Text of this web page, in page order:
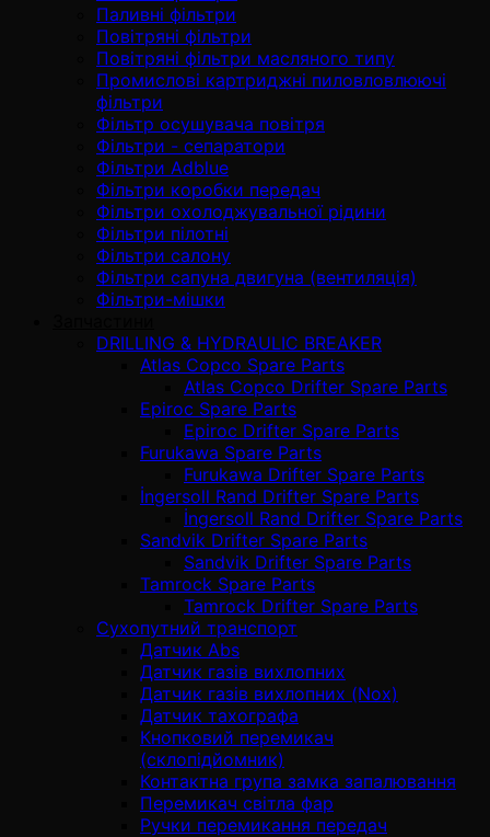
Паливні фільтри
Повітряні фільтри
Повітряні фільтри масляного типу
Промислові картриджні пиловловлюючі
фільтри
Фільтр осушувача повітря
Фільтри - сепаратори
Фільтри Adblue
Фільтри коробки передач
Фільтри охолоджувальної рідини
Фільтри пілотні
Фільтри салону
Фільтри сапуна двигуна (вентиляція)
Фільтри-мішки
DRILLING & HYDRAULIC BREAKER
Atlas Copco Spare Parts
Atlas Copco Drifter Spare Parts
Epiroc Spare Parts
Epiroc Drifter Spare Parts
Furukawa Spare Parts
Furukawa Drifter Spare Parts
İngersoll Rand Drifter Spare Parts
İngersoll Rand Drifter Spare Parts
Sandvik Drifter Spare Parts
Sandvik Drifter Spare Parts
Tamrock Spare Parts
Tamrock Drifter Spare Parts
Сухопутний транспорт
Датчик Abs
Датчик газів вихлопних
Датчик газів вихлопних (Nox)
Датчик тахографа
Кнопковий перемикач
(склопідйомник)
Контактна група замка запалювання
Перемикач світла фар
Ручки перемикання передач